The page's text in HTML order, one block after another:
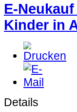
E-
Kinder in
Details